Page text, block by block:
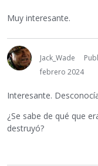
Muy interesante.
Jack_Wade
febrero 2024
Interesante.
¿Se sabe de qué que
destruyó?